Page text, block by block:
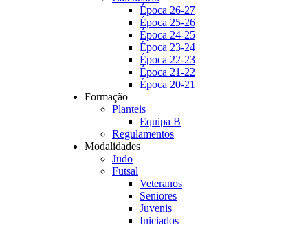
Época 26-27
Época 25-26
Época 24-25
Época 23-24
Época 22-23
Época 21-22
Época 20-21
Formação
Planteis
Equipa B
Regulamentos
Modalidades
Judo
Futsal
Veteranos
Seniores
Juvenis
Iniciados